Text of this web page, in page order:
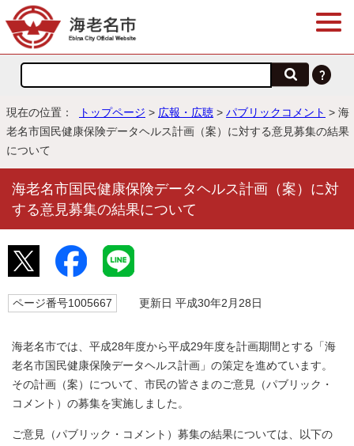
現在の位置： トップページ > 広報・広聴 > パブリックコメント > 海
老名市国民健康保険データヘルス計画（案）に対する意見募集の結果
について
海老名市国民健康保険データヘルス計画（案）に対
する意見募集の結果について
ページ番号1005667 更新日 平成30年2月28日
海老名市では、平成28年度から平成29年度を計画期間とする「海
老名市国民健康保険データヘルス計画」の策定を進めています。
その計画（案）について、市民の皆さまのご意見（パブリック・
コメント）の募集を実施しました。
ご意見（パブリック・コメント）募集の結果については、以下の